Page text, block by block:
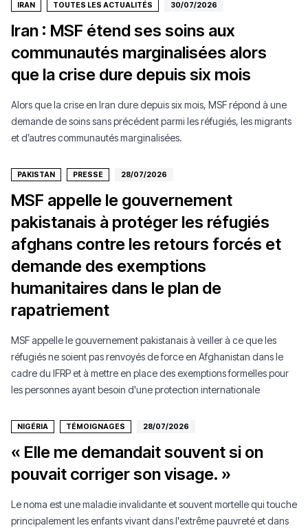
IRAN TOUTES LES ACTUALITÉS 30/07/2026
Iran : MSF étend ses soins aux
communautés marginalisées alors
que la crise dure depuis six mois
Alors que la crise en Iran dure depuis six mois, MSF répond à une
demande de soins sans précédent parmi les réfugiés, les migrants
et d’autres communautés marginalisées.
PAKISTAN PRESSE 28/07/2026
MSF appelle le gouvernement
pakistanais à protéger les réfugiés
afghans contre les retours forcés et
demande des exemptions
humanitaires dans le plan de
rapatriement
MSF appelle le gouvernement pakistanais à veiller à ce que les
réfugiés ne soient pas renvoyés de force en Afghanistan dans le
cadre du IFRP et à mettre en place des exemptions formelles pour
les personnes ayant besoin d'une protection internationale
NIGÉRIA TÉMOIGNAGES 28/07/2026
« Elle me demandait souvent si on
pouvait corriger son visage. »
Le noma est une maladie invalidante et souvent mortelle qui touche
principalement les enfants vivant dans l'extrême pauvreté et dans